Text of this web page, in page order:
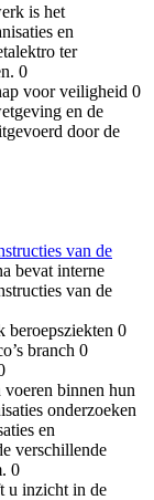
is het
en
ter
0
voor veiligheid 0
en de
door de
van de
bevat interne
van de
beroepsziekten 0
branch 0
binnen hun
onderzoeken
en
verschillende
0
u inzicht in de